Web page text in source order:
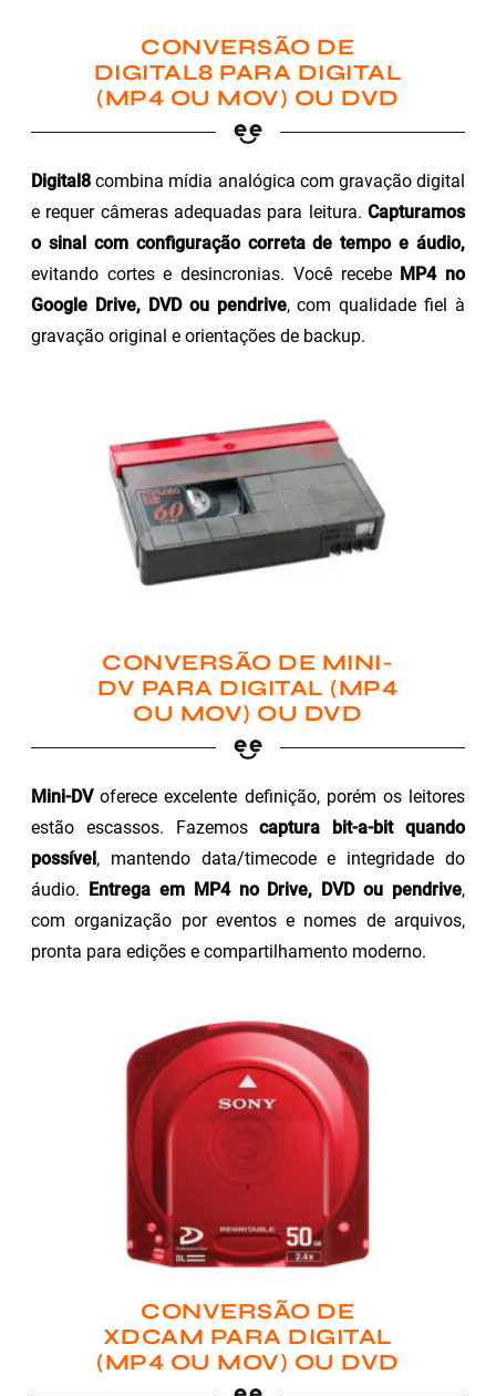
CONVERSÃO DE
DIGITAL8 PARA DIGITAL
(MP4 OU MOV) OU DVD
Digital8 combina mídia analógica com gravação digital
e requer câmeras adequadas para leitura. Capturamos
o sinal com configuração correta de tempo e áudio,
evitando cortes e desincronias. Você recebe MP4 no
Google Drive, DVD ou pendrive, com qualidade fiel à
gravação original e orientações de backup.
CONVERSÃO DE MINI-
DV PARA DIGITAL (MP4
OU MOV) OU DVD
Mini-DVoferece excelente definição, porém os leitores
estão escassos. Fazemoscaptura bit-a-bit quando
possível, mantendo data/timecode e integridade do
áudio. Entrega em MP4 no Drive, DVD ou pendrive,
com organização por eventos e nomes de arquivos,
pronta para edições e compartilhamento moderno.
CONVERSÃO DE
XDCAM PARA DIGITAL
(MP4 OU MOV) OU DVD